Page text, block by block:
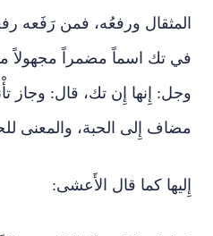
المثقال ورفعُه، فمن رَفَعه
في تك اسماً مضمراً مجهولاً
وجل: إِنها إِن تك، قال: وجاز
مضاف إِلى الحبة، والمعنى
إِليها كما قال الأَعشى: